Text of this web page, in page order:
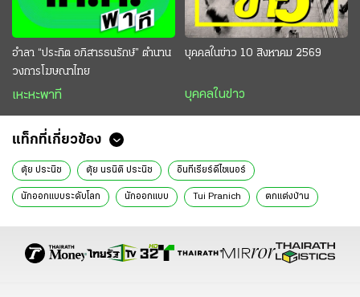
อำลา “ประกิต อภิสารธนรักษ์” ตำนาน
วงการโฆษณาไทย
เหะหะพาที
บุคคลในข่าว 10 สิงหาคม 2569
บุคคลในข่าว
แท็กที่เกี่ยวข้อง
ตุ้ย ประนิช ตุ้ย นรนิติ ประนิช อินทีเรียร์ดีไซเนอร์
นักออกแบบระดับโลก นักออกแบบ Tui Pranich ตกแต่งบ้าน